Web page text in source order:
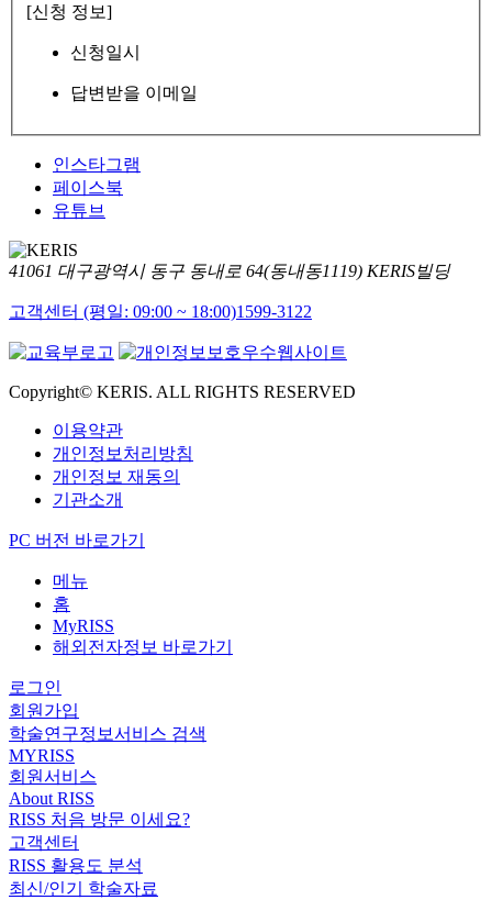
[신청 정보]
신청일시
답변받을 이메일
인스타그램
페이스북
유튜브
41061 대구광역시 동구 동내로 64(동내동1119) KERIS빌딩
고객센터 (평일: 09:00 ~ 18:00)1599-3122
Copyright© KERIS. ALL RIGHTS RESERVED
이용약관
개인정보처리방침
개인정보 재동의
기관소개
PC 버전 바로가기
메뉴
홈
MyRISS
해외전자정보 바로가기
로그인
회원가입
학술연구정보서비스 검색
MYRISS
회원서비스
About RISS
RISS 처음 방문 이세요?
고객센터
RISS 활용도 분석
최신/인기 학술자료